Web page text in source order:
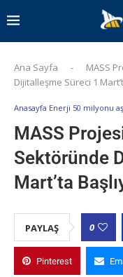
Ana Sayfa -
MASS
Dijitalleşme Süreci 1
Anasayfa Enerji 50 milyonu
MASS
Sektöründe
Mart’ta
PAYLAŞ 0
Pinterest